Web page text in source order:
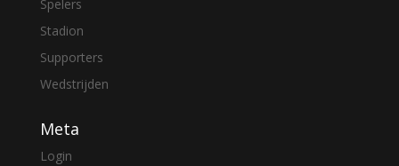
Spelers
Stadion
Supporters
Wedstrijden
Meta
Login